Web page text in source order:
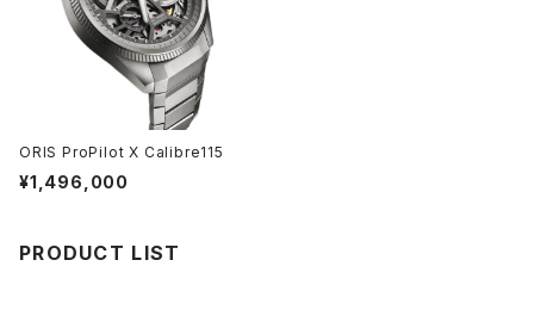
ORIS ProPilot X Calibre115
¥1,496,000
PRODUCT LIST